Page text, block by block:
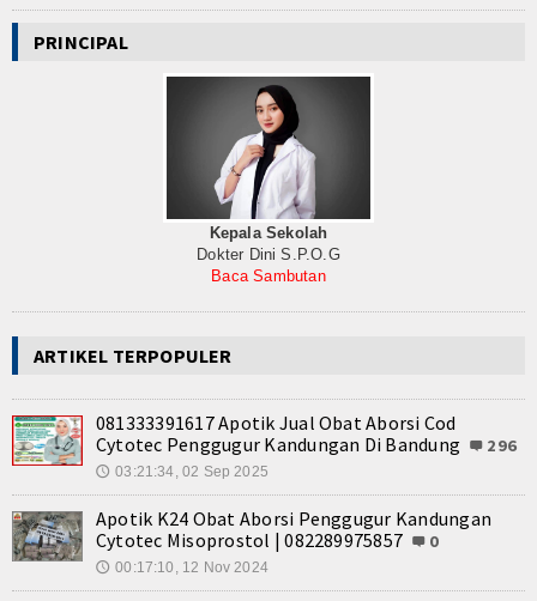
PRINCIPAL
Kepala Sekolah
Dokter Dini S.P.O.G
Baca Sambutan
ARTIKEL TERPOPULER
081333391617 Apotik Jual Obat Aborsi Cod
Cytotec Penggugur Kandungan Di Bandung
296
🕔 03:21:34, 02 Sep 2025
Apotik K24 Obat Aborsi Penggugur Kandungan
Cytotec Misoprostol | 082289975857
0
🕔 00:17:10, 12 Nov 2024